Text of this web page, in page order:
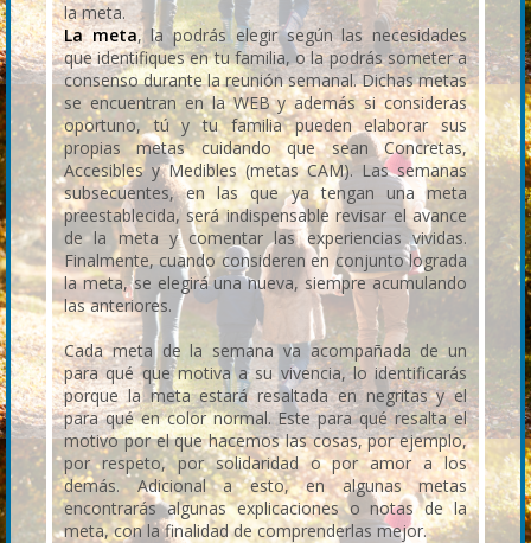
la meta.
La meta, la podrás elegir según las necesidades
que identifiques en tu familia, o la podrás someter a
consenso durante la reunión semanal. Dichas metas
se encuentran en la WEB y además si consideras
oportuno, tú y tu familia pueden elaborar sus
propias metas cuidando que sean Concretas,
Accesibles y Medibles (metas CAM). Las semanas
subsecuentes, en las que ya tengan una meta
preestablecida, será indispensable revisar el avance
de la meta y comentar las experiencias vividas.
Finalmente, cuando consideren en conjunto lograda
la meta, se elegirá una nueva, siempre acumulando
las anteriores.
Cada meta de la semana va acompañada de un
para qué que motiva a su vivencia, lo identificarás
porque la meta estará resaltada en negritas y el
para qué en color normal. Este para qué resalta el
motivo por el que hacemos las cosas, por ejemplo,
por respeto, por solidaridad o por amor a los
demás. Adicional a esto, en algunas metas
encontrarás algunas explicaciones o notas de la
meta, con la finalidad de comprenderlas mejor.